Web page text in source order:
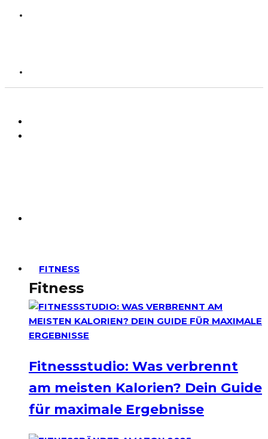
FITNESS
Fitness
Fitnessstudio: Was verbrennt
am meisten Kalorien? Dein Guide
für maximale Ergebnisse